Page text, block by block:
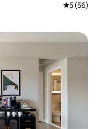
5 (56)